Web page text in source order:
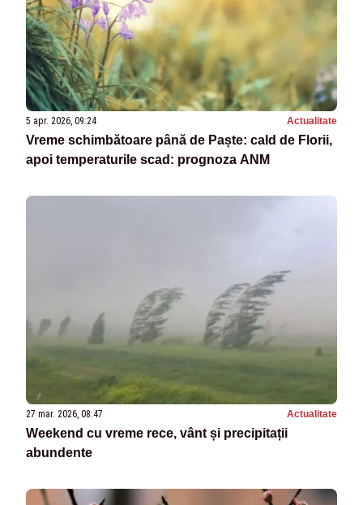
5 apr. 2026, 09:24 Actualitate
Vreme schimbătoare până de Paște: cald de Florii,
apoi temperaturile scad: prognoza ANM
27 mar. 2026, 08:47 Actualitate
Weekend cu vreme rece, vânt și precipitații
abundente